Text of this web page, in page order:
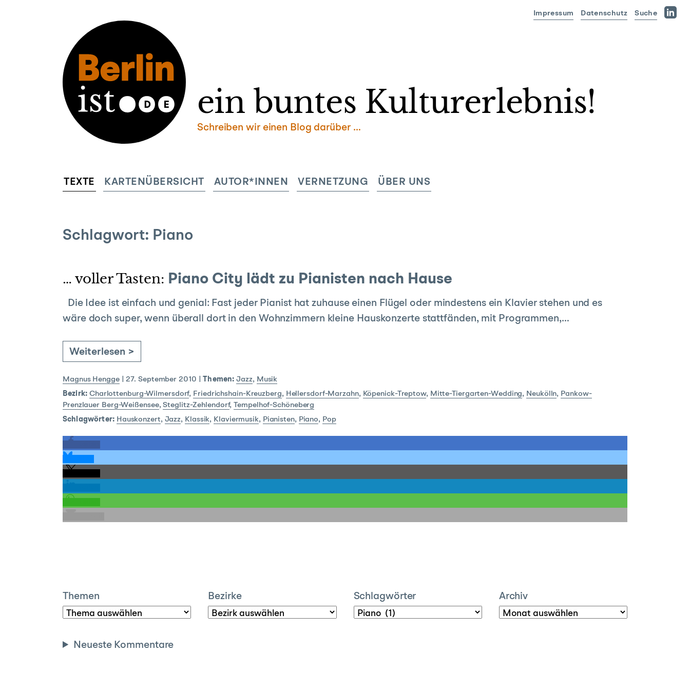
ein buntes Kulturerlebnis!
Schreiben wir einen Blog darüber …
TEXTE KARTENÜBERSICHT AUTOR*INNEN VERNETZUNG ÜBER UNS
Impressum Datenschutz
Suche
Schlagwort: Piano
… voller Tasten: Piano City lädt zu Pianisten nach Hause
Die Idee ist einfach und genial: Fast jeder Pianist hat zuhause einen Flügel oder mindestens ein Klavier stehen und es
wäre doch super, wenn überall dort in den Wohnzimmern kleine Hauskonzerte stattfänden, mit Programmen,…
Weiterlesen >
Magnus Hengge| 27. September 2010 Themen: Jazz, Musik
Bezirk: Charlottenburg-Wilmersdorf, Friedrichshain-Kreuzberg, Hellersdorf-Marzahn, Köpenick-Treptow, Mitte-Tiergarten-Wedding, Neukölln, Pankow-
Prenzlauer Berg-Weißensee,Steglitz-Zehlendorf,Tempelhof-Schöneberg
Schlagwörter: Hauskonzert, Jazz, Klassik, Klaviermusik, Pianisten, Piano, Pop
Themen Bezirke Schlagwörter Archiv
Neueste Kommentare